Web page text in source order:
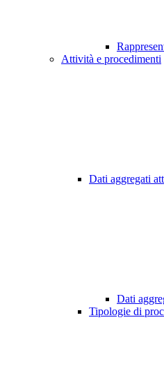
Attività e procedimenti
Dati aggregati
Dati
Tipologie di